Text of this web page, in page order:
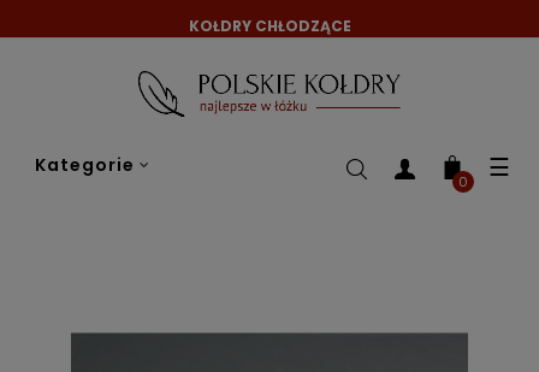
KOŁDRY CHŁODZĄCE
Kategorie ☰
0